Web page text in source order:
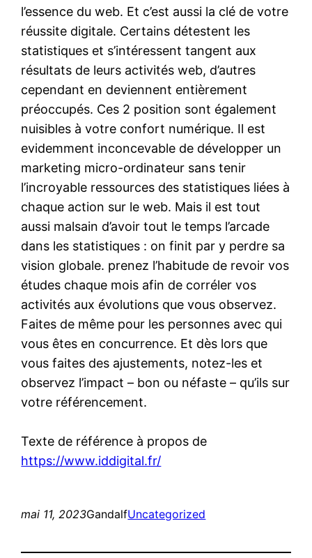
l’essence du web. Et c’est aussi la clé de votre
réussite digitale. Certains détestent les
statistiques et s’intéressent tangent aux
résultats de leurs activités web, d’autres
cependant en deviennent entièrement
préoccupés. Ces 2 position sont également
nuisibles à votre confort numérique. Il est
evidemment inconcevable de développer un
marketing micro-ordinateur sans tenir
l’incroyable ressources des statistiques liées à
chaque action sur le web. Mais il est tout
aussi malsain d’avoir tout le temps l’arcade
dans les statistiques : on finit par y perdre sa
vision globale. prenez l’habitude de revoir vos
études chaque mois afin de corréler vos
activités aux évolutions que vous observez.
Faites de même pour les personnes avec qui
vous êtes en concurrence. Et dès lors que
vous faites des ajustements, notez-les et
observez l’impact – bon ou néfaste – qu’ils sur
votre référencement.
Texte de référence à propos de
https://www.iddigital.fr/
mai 11, 2023GandalfUncategorized